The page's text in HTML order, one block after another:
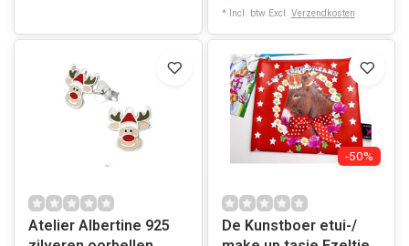
* Incl. btw Excl. Verzendkosten
Atelier Albertine 925
-50%
De Kunstboer etui-/